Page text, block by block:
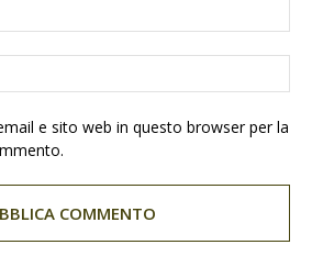
e sito web in questo browser per la